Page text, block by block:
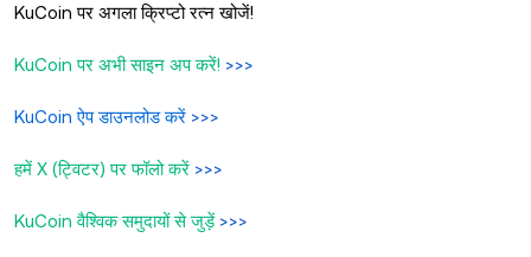
KuCoin पर अगला क्रिप्टो रत्न खोजें!
KuCoin पर अभी साइन अप करें! >>>
KuCoin ऐप डाउनलोड करें >>>
हमें X (ट्विटर) पर फॉलो करें >>>
KuCoin वैश्विक समुदायों से जुड़ें >>>